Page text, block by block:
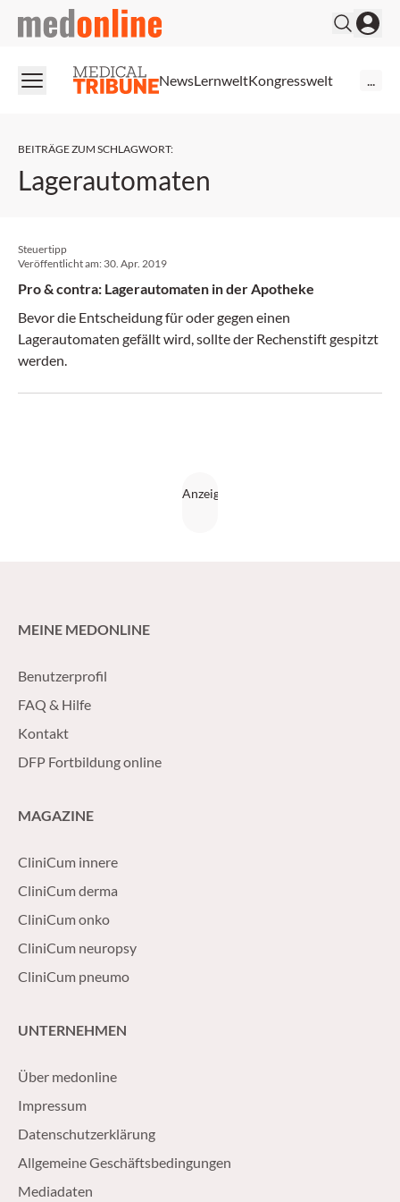
medonline
NewsLernweltKongresswelt
BEITRÄGE ZUM SCHLAGWORT:
Lagerautomaten
Steuertipp
Veröffentlicht am: 30. Apr. 2019
Pro & contra: Lagerautomaten in der Apotheke
Bevor die Entscheidung für oder gegen einen
Lagerautomaten gefällt wird, sollte der Rechenstift gespitzt
werden.
MEINE MEDONLINE
Benutzerprofil
FAQ & Hilfe
Kontakt
DFP Fortbildung online
MAGAZINE
CliniCum innere
CliniCum derma
CliniCum onko
CliniCum neuropsy
CliniCum pneumo
UNTERNEHMEN
Über medonline
Impressum
Datenschutzerklärung
Allgemeine Geschäftsbedingungen
Mediadaten